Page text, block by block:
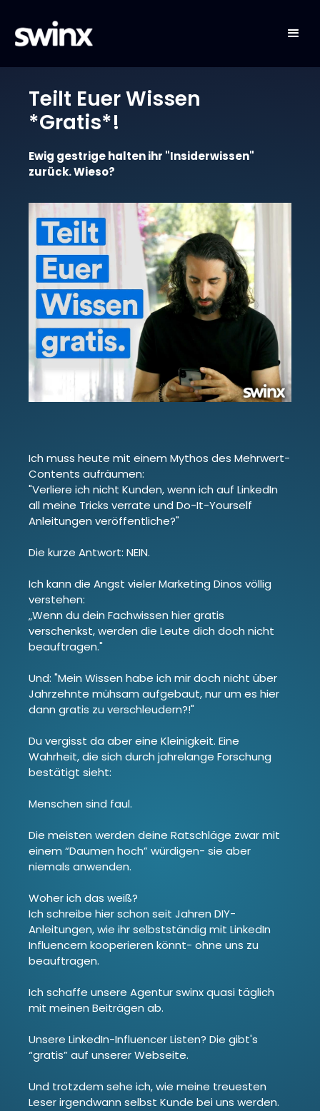
Teilt Euer Wissen
*Gratis*!
Ewig gestrige halten ihr "Insiderwissen"
zurück. Wieso?
Ich muss heute mit einem Mythos des Mehrwert-
Contents aufräumen:
"Verliere ich nicht Kunden, wenn ich auf LinkedIn
all meine Tricks verrate und Do-It-Yourself
Anleitungen veröffentliche?"
Die kurze Antwort: NEIN.
Ich kann die Angst vieler Marketing Dinos völlig
verstehen:
„Wenn du dein Fachwissen hier gratis
verschenkst, werden die Leute dich doch nicht
beauftragen."
Und: "Mein Wissen habe ich mir doch nicht über
Jahrzehnte mühsam aufgebaut, nur um es hier
dann gratis zu verschleudern?!"
Du vergisst da aber eine Kleinigkeit. Eine
Wahrheit, die sich durch jahrelange Forschung
bestätigt sieht:
Menschen sind faul.
Die meisten werden deine Ratschläge zwar mit
einem “Daumen hoch” würdigen- sie aber
niemals anwenden.
Woher ich das weiß?
Ich schreibe hier schon seit Jahren DIY-
Anleitungen, wie ihr selbstständig mit LinkedIn
Influencern kooperieren könnt- ohne uns zu
beauftragen.
Ich schaffe unsere Agentur swinx quasi täglich
mit meinen Beiträgen ab.
Unsere LinkedIn-Influencer Listen? Die gibt's
“gratis” auf unserer Webseite.
Und trotzdem sehe ich, wie meine treuesten
Leser irgendwann selbst Kunde bei uns werden.